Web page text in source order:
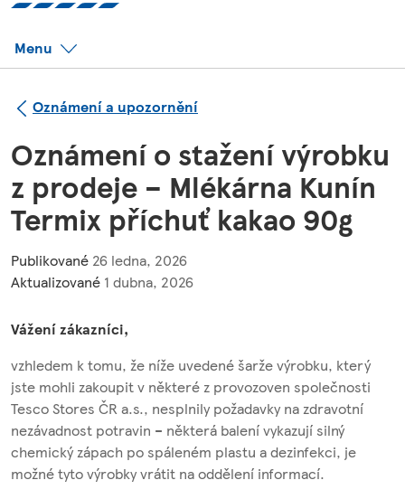
Menu
Oznámení a upozornění
Oznámení o stažení výrobku
z prodeje – Mlékárna Kunín
Termix příchuť kakao 90g
Publikované 26 ledna, 2026
Aktualizované 1 dubna, 2026
Vážení zákazníci,
vzhledem k tomu, že níže uvedené šarže výrobku, který
jste mohli zakoupit v některé z provozoven společnosti
Tesco Stores ČR a.s., nesplnily požadavky na zdravotní
nezávadnost potravin – některá balení vykazují silný
chemický zápach po spáleném plastu a dezinfekci, je
možné tyto výrobky vrátit na oddělení informací.